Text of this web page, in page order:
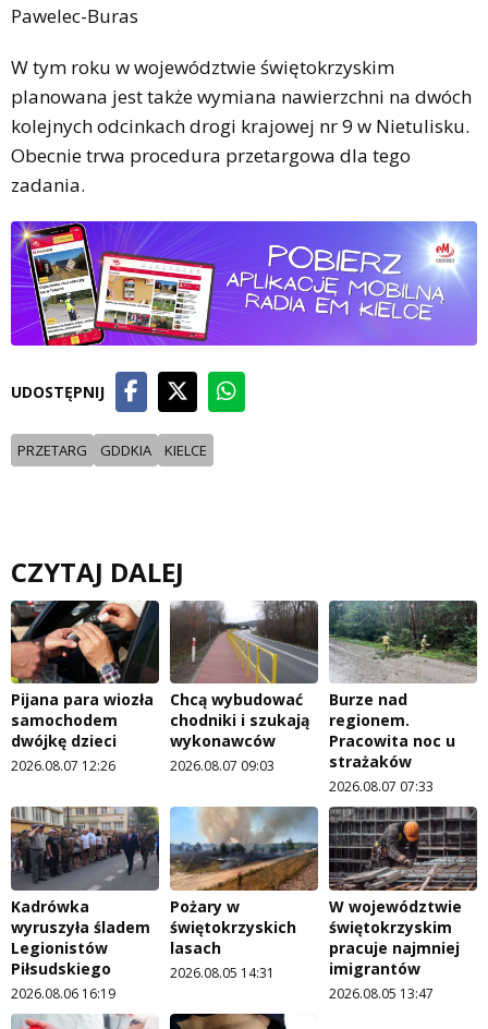
Pawelec-Buras
W tym roku w województwie świętokrzyskim
planowana jest także wymiana nawierzchni na dwóch
kolejnych odcinkach drogi krajowej nr 9 w Nietulisku.
Obecnie trwa procedura przetargowa dla tego
zadania.
UDOSTĘPNIJ
PRZETARG GDDKIA KIELCE
CZYTAJ DALEJ
Pijana para wiozła
samochodem
dwójkę dzieci
2026.08.07 12:26
Chcą wybudować
chodniki i szukają
wykonawców
2026.08.07 09:03
Burze nad
regionem.
Pracowita noc u
strażaków
2026.08.07 07:33
Kadrówka
wyruszyła śladem
Legionistów
Piłsudskiego
2026.08.06 16:19
Pożary w
świętokrzyskich
lasach
2026.08.05 14:31
W województwie
świętokrzyskim
pracuje najmniej
imigrantów
2026.08.05 13:47